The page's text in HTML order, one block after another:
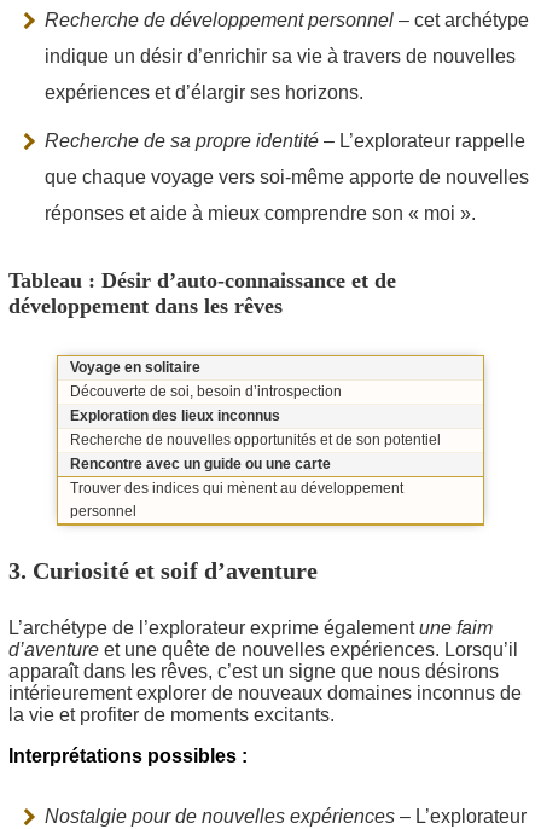
Recherche de développement personnel – cet archétype
indique un désir d’enrichir sa vie à travers de nouvelles
expériences et d’élargir ses horizons.
Recherche de sa propre identité – L’explorateur rappelle
que chaque voyage vers soi-même apporte de nouvelles
réponses et aide à mieux comprendre son « moi ».
Tableau : Désir d’auto-connaissance et de
développement dans les rêves
Voyage en solitaire
Découverte de soi, besoin d’introspection
Exploration des lieux inconnus
Recherche de nouvelles opportunités et de son potentiel
Rencontre avec un guide ou une carte
Trouver des indices qui mènent au développement
personnel
3. Curiosité et soif d’aventure
L’archétype de l’explorateur exprime égalementune faim
d’aventure et une quête de nouvelles expériences. Lorsqu’il
apparaît dans les rêves, c’est un signe que nous désirons
intérieurement explorer de nouveaux domaines inconnus de
la vie et profiter de moments excitants.
Interprétations possibles :
Nostalgie pour de nouvelles expériences – L’explorateur